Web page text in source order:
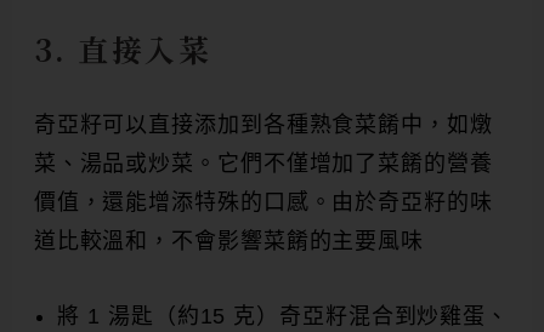
3. 直接入菜
奇亞籽可以直接添加到各種熟食菜餚中，如燉
菜、湯品或炒菜。它們不僅增加了菜餚的營養
價值，還能增添特殊的口感。由於奇亞籽的味
道比較溫和，不會影響菜餚的主要風味
將 1 湯匙（約15 克）奇亞籽混合到炒雞蛋、